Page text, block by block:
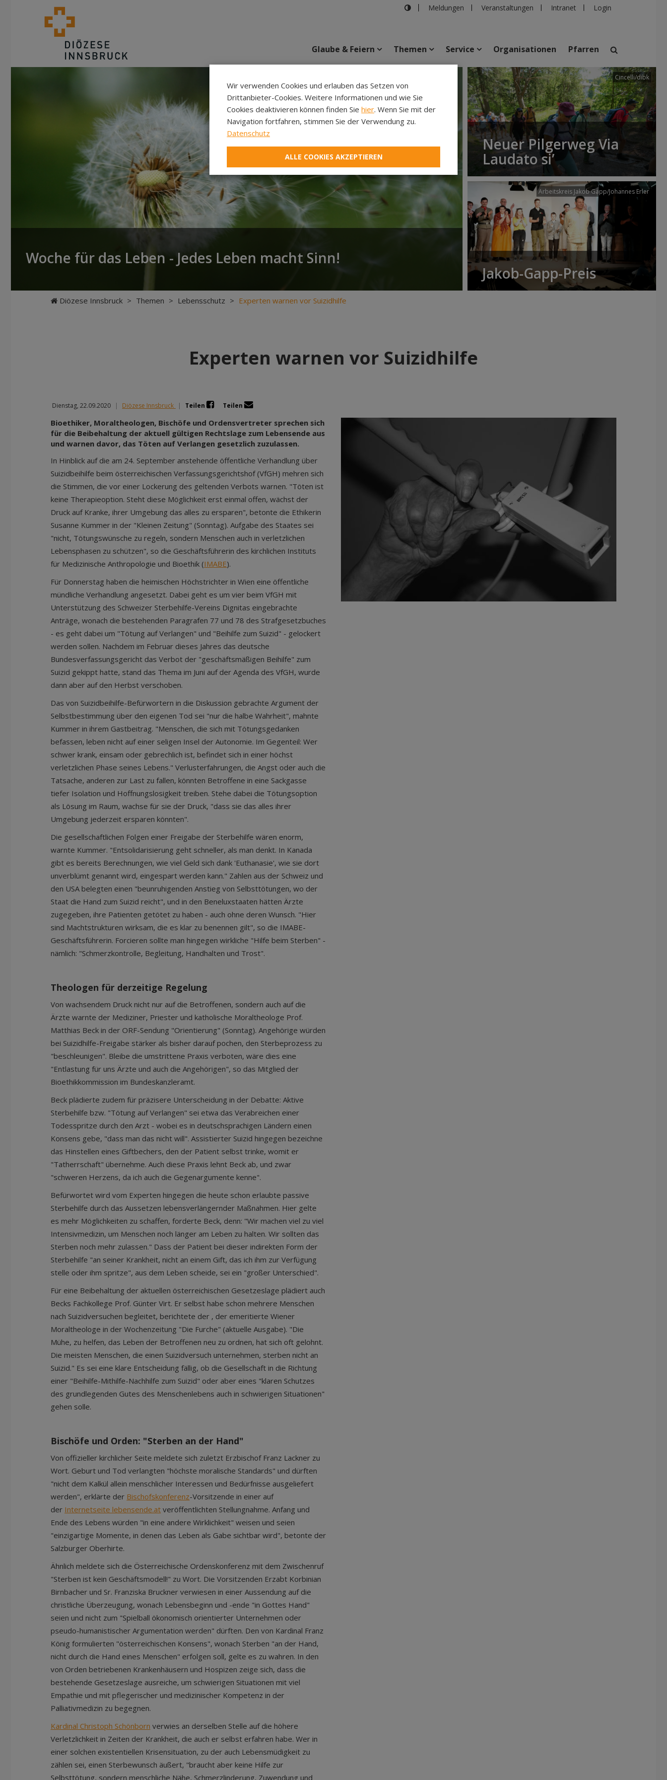
Meldungen Veranstaltungen Intranet Login
suchen
Veranstaltungen Personen Pfarren Einrichtungen
Glaube & Feiern Themen Service Organisationen Pfarren
Woche für das Leben - Jedes Leben macht Sinn!
Cincelli/dibk
Neuer Pilgerweg Via
Laudato si’
Arbeitskreis Jakob Gapp/Johannes Erler
Jakob-Gapp-Preis
Diözese Innsbruck > Themen > Lebensschutz > Experten warnen vor Suizidhilfe
Experten warnen vor Suizidhilfe
Dienstag, 22.09.2020 | Diözese Innsbruck | Teilen Teilen
Bioethiker, Moraltheologen, Bischöfe und Ordensvertreter sprechen sich
für die Beibehaltung der aktuell gültigen Rechtslage zum Lebensende aus
und warnen davor, das Töten auf Verlangen gesetzlich zuzulassen.
In Hinblick auf die am 24. September anstehende öffentliche Verhandlung über
Suizidbeihilfe beim österreichischen Verfassungsgerichtshof (VfGH) mehren sich
die Stimmen, die vor einer Lockerung des geltenden Verbots warnen. "Töten ist
keine Therapieoption. Steht diese Möglichkeit erst einmal offen, wächst der
Druck auf Kranke, ihrer Umgebung das alles zu ersparen", betonte die Ethikerin
Susanne Kummer in der "Kleinen Zeitung" (Sonntag). Aufgabe des Staates sei
"nicht, Tötungswünsche zu regeln, sondern Menschen auch in verletzlichen
Lebensphasen zu schützen", so die Geschäftsführerin des kirchlichen Instituts
für Medizinische Anthropologie und Bioethik (IMABE).
Für Donnerstag haben die heimischen Höchstrichter in Wien eine öffentliche
mündliche Verhandlung angesetzt. Dabei geht es um vier beim VfGH mit
Unterstützung des Schweizer Sterbehilfe-Vereins Dignitas eingebrachte
Anträge, wonach die bestehenden Paragrafen 77 und 78 des Strafgesetzbuches
- es geht dabei um "Tötung auf Verlangen" und "Beihilfe zum Suizid" - gelockert
werden sollen. Nachdem im Februar dieses Jahres das deutsche
Bundesverfassungsgericht das Verbot der "geschäftsmäßigen Beihilfe" zum
Suizid gekippt hatte, stand das Thema im Juni auf der Agenda des VfGH, wurde
dann aber auf den Herbst verschoben.
Das von Suizidbeihilfe-Befürwortern in die Diskussion gebrachte Argument der
Selbstbestimmung über den eigenen Tod sei "nur die halbe Wahrheit", mahnte
Kummer in ihrem Gastbeitrag. "Menschen, die sich mit Tötungsgedanken
befassen, leben nicht auf einer seligen Insel der Autonomie. Im Gegenteil: Wer
schwer krank, einsam oder gebrechlich ist, befindet sich in einer höchst
verletzlichen Phase seines Lebens." Verlusterfahrungen, die Angst oder auch die
Tatsache, anderen zur Last zu fallen, könnten Betroffene in eine Sackgasse
tiefer Isolation und Hoffnungslosigkeit treiben. Stehe dabei die Tötungsoption
als Lösung im Raum, wachse für sie der Druck, "dass sie das alles ihrer
Umgebung jederzeit ersparen könnten".
Die gesellschaftlichen Folgen einer Freigabe der Sterbehilfe wären enorm,
warnte Kummer. "Entsolidarisierung geht schneller, als man denkt. In Kanada
gibt es bereits Berechnungen, wie viel Geld sich dank 'Euthanasie', wie sie dort
unverblümt genannt wird, eingespart werden kann." Zahlen aus der Schweiz und
den USA belegten einen "beunruhigenden Anstieg von Selbsttötungen, wo der
Staat die Hand zum Suizid reicht", und in den Beneluxstaaten hätten Ärzte
zugegeben, ihre Patienten getötet zu haben - auch ohne deren Wunsch. "Hier
sind Machtstrukturen wirksam, die es klar zu benennen gilt", so die IMABE-
Geschäftsführerin. Forcieren sollte man hingegen wirkliche "Hilfe beim Sterben" -
nämlich: "Schmerzkontrolle, Begleitung, Handhalten und Trost".
Theologen für derzeitige Regelung
Von wachsendem Druck nicht nur auf die Betroffenen, sondern auch auf die
Ärzte warnte der Mediziner, Priester und katholische Moraltheologe Prof.
Matthias Beck in der ORF-Sendung "Orientierung" (Sonntag). Angehörige würden
bei Suizidhilfe-Freigabe stärker als bisher darauf pochen, den Sterbeprozess zu
"beschleunigen". Bleibe die umstrittene Praxis verboten, wäre dies eine
"Entlastung für uns Ärzte und auch die Angehörigen", so das Mitglied der
Bioethikkommission im Bundeskanzleramt.
Beck plädierte zudem für präzisere Unterscheidung in der Debatte: Aktive
Sterbehilfe bzw. "Tötung auf Verlangen" sei etwa das Verabreichen einer
Todesspritze durch den Arzt - wobei es in deutschsprachigen Ländern einen
Konsens gebe, "dass man das nicht will". Assistierter Suizid hingegen bezeichne
das Hinstellen eines Giftbechers, den der Patient selbst trinke, womit er
"Tatherrschaft" übernehme. Auch diese Praxis lehnt Beck ab, und zwar
"schweren Herzens, da ich auch die Gegenargumente kenne".
Befürwortet wird vom Experten hingegen die heute schon erlaubte passive
Sterbehilfe durch das Aussetzen lebensverlängernder Maßnahmen. Hier gelte
es mehr Möglichkeiten zu schaffen, forderte Beck, denn: "Wir machen viel zu viel
Intensivmedizin, um Menschen noch länger am Leben zu halten. Wir sollten das
Sterben noch mehr zulassen." Dass der Patient bei dieser indirekten Form der
Sterbehilfe "an seiner Krankheit, nicht an einem Gift, das ich ihm zur Verfügung
stelle oder ihm spritze", aus dem Leben scheide, sei ein "großer Unterschied".
Für eine Beibehaltung der aktuellen österreichischen Gesetzeslage plädiert auch
Becks Fachkollege Prof. Günter Virt. Er selbst habe schon mehrere Menschen
nach Suizidversuchen begleitet, berichtete der , der emeritierte Wiener
Moraltheologe in der Wochenzeitung "Die Furche" (aktuelle Ausgabe). "Die
Mühe, zu helfen, das Leben der Betroffenen neu zu ordnen, hat sich oft gelohnt.
Die meisten Menschen, die einen Suizidversuch unternehmen, sterben nicht an
Suizid." Es sei eine klare Entscheidung fällig, ob die Gesellschaft in die Richtung
einer "Beihilfe-Mithilfe-Nachhilfe zum Suizid" oder aber eines "klaren Schutzes
des grundlegenden Gutes des Menschenlebens auch in schwierigen Situationen"
gehen solle.
Bischöfe und Orden: "Sterben an der Hand"
Von offizieller kirchlicher Seite meldete sich zuletzt Erzbischof Franz Lackner zu
Wort. Geburt und Tod verlangten "höchste moralische Standards" und dürften
"nicht dem Kalkül allein menschlicher Interessen und Bedürfnisse ausgeliefert
werden", erklärte der Bischofskonferenz-Vorsitzende in einer auf
der Internetseite lebensende.at veröffentlichten Stellungnahme. Anfang und
Ende des Lebens würden "in eine andere Wirklichkeit" weisen und seien
"einzigartige Momente, in denen das Leben als Gabe sichtbar wird", betonte der
Salzburger Oberhirte.
Ähnlich meldete sich die Österreichische Ordenskonferenz mit dem Zwischenruf
"Sterben ist kein Geschäftsmodell!" zu Wort. Die Vorsitzenden Erzabt Korbinian
Birnbacher und Sr. Franziska Bruckner verwiesen in einer Aussendung auf die
christliche Überzeugung, wonach Lebensbeginn und -ende "in Gottes Hand"
seien und nicht zum "Spielball ökonomisch orientierter Unternehmen oder
pseudo-humanistischer Argumentation werden" dürften. Den von Kardinal Franz
König formulierten "österreichischen Konsens", wonach Sterben "an der Hand,
nicht durch die Hand eines Menschen" erfolgen soll, gelte es zu wahren. In den
von Orden betriebenen Krankenhäusern und Hospizen zeige sich, dass die
bestehende Gesetzeslage ausreiche, um schwierigen Situationen mit viel
Empathie und mit pflegerischer und medizinischer Kompetenz in der
Palliativmedizin zu begegnen.
Kardinal Christoph Schönborn verwies an derselben Stelle auf die höhere
Verletzlichkeit in Zeiten der Krankheit, die auch er selbst erfahren habe. Wer in
einer solchen existentiellen Krisensituation, zu der auch Lebensmüdigkeit zu
zählen sei, einen Sterbewunsch äußert, "braucht aber keine Hilfe zur
Selbsttötung, sondern menschliche Nähe, Schmerzlinderung, Zuwendung und
Wir verwenden Cookies und erlauben das Setzen von
Drittanbieter-Cookies. Weitere Informationen und wie Sie
Cookies deaktivieren können finden Sie hier. Wenn Sie mit der
Navigation fortfahren, stimmen Sie der Verwendung zu.
Datenschutz
ALLE COOKIES AKZEPTIEREN